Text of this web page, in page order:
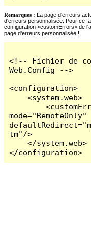
Remarques : La page d'erreurs
d'erreurs personnalisée. Pour ce
configuration <customErrors> de
page d'erreurs personnalisée !
<!-- Fichier de
Web.Config -->
<configuration>
    <system.web>
        <customErrors
mode="RemoteOnly"
tm"/>
    </system.web>
</configuration>